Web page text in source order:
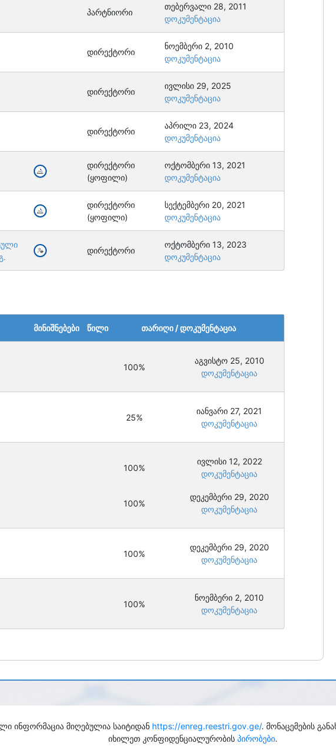
პარტნიორი
თებერვალი 28, 2011
დოკუმენტაცია
დირექტორი
ნოემბერი 2, 2010
დოკუმენტაცია
დირექტორი
ივლისი 29, 2025
დოკუმენტაცია
დირექტორი
აპრილი 23, 2024
დოკუმენტაცია
დირექტორი
(ყოფილი)
ოქტომბერი 13, 2021
დოკუმენტაცია
დირექტორი
(ყოფილი)
სექტემბერი 20, 2021
დოკუმენტაცია
დირექტორი
ოქტომბერი 13, 2023
დოკუმენტაცია
მინიშნებები წილი თარიღი / დოკუმენტაცია
100%
აგვისტო 25, 2010
დოკუმენტაცია
25%
იანვარი 27, 2021
დოკუმენტაცია
100%
100%
ივლისი 12, 2022
დოკუმენტაცია
დეკემბერი 29, 2020
დოკუმენტაცია
100%
დეკემბერი 29, 2020
დოკუმენტაცია
100%
ნოემბერი 2, 2010
დოკუმენტაცია
ინფორმაცია მიღებულია საიტიდან https://enreg.reestri.gov.ge/. მონაცემების
იხილეთ კონფიდენციალურობის პირობები.